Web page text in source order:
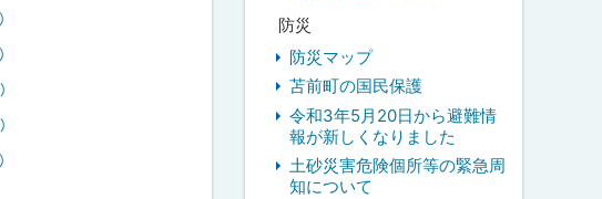
防災
防災マップ
苫前町の国民保護
令和3年5月20日から避難情
報が新しくなりました
土砂災害危険個所等の緊急周
知について